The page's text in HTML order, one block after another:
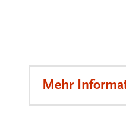
Mehr